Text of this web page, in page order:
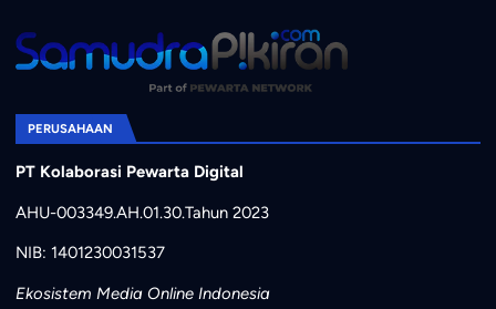
PERUSAHAAN
PT Kolaborasi Pewarta Digital
AHU-003349.AH.01.30.Tahun 2023
NIB: 1401230031537
Ekosistem Media Online Indonesia